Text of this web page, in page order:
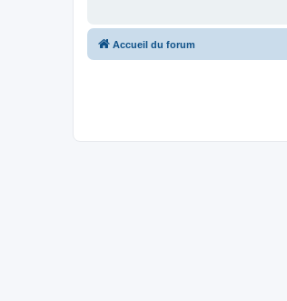
Accueil du forum